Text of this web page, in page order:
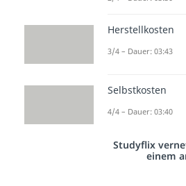
Kosten- und
Studyflix
einem
Herstellkosten
3/4 – Dauer: 03:43
Selbstkosten
4/4 – Dauer: 03:40